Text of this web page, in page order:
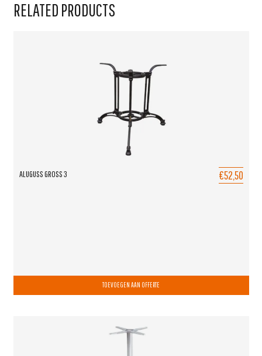
RELATED PRODUCTS
ALUGUSS GROSS 3 €52,50
TOEVOEGEN AAN OFFERTE